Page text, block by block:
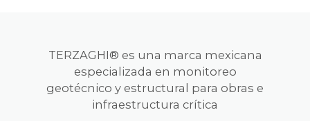
TERZAGHI® es una marca mexicana
especializada en monitoreo
geotécnico y estructural para obras e
infraestructura crítica